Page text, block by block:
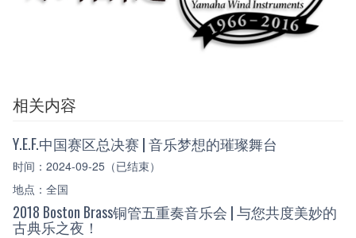
相关内容
Y.E.F.中国赛区总决赛 | 音乐梦想的璀璨舞台
时间：2024-09-25（已结束）
地点：全国
2018 Boston Brass铜管五重奏音乐会 | 与您共度美妙的
古典乐之夜！